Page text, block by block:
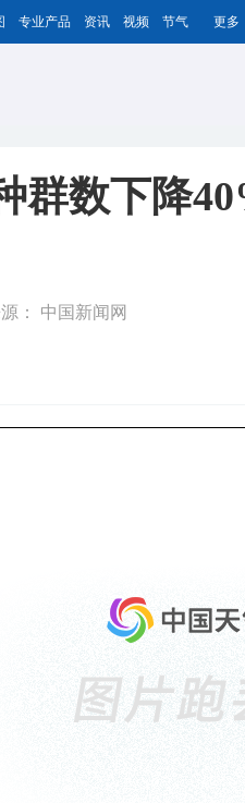
专业产品 资讯 视频 节气 更多
群数下降
： 中国新闻网